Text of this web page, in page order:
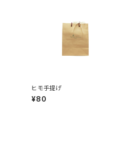
ヒモ手提げ
¥80